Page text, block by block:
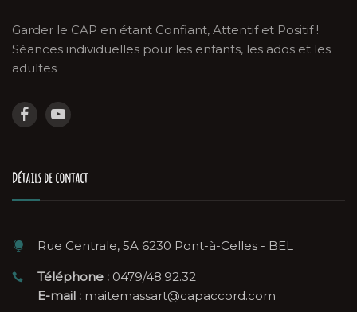
Garder le CAP en étant Confiant, Attentif et Positif !
Séances individuelles pour les enfants, les ados et les
adultes
Détails de contact
Rue Centrale, 5A 6230 Pont-à-Celles - BEL
Téléphone : 0479/48.92.32
E-mail : maitemassart@capaccord.com